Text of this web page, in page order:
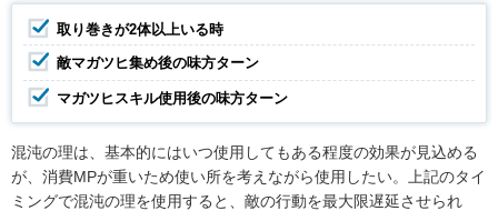
取り巻きが2体以上いる時
敵マガツヒ集め後の味方ターン
マガツヒスキル使用後の味方ターン
混沌の理は、基本的にはいつ使用してもある程度の効果が見込める
が、消費MPが重いため使い所を考えながら使用したい。上記のタイ
ミングで混沌の理を使用すると、敵の行動を最大限遅延させられ